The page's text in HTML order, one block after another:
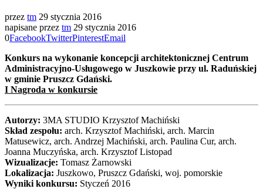
przez tm 29 stycznia 2016
napisane przez tm 29 stycznia 2016
0FacebookTwitterPinterestEmail
Konkurs na wykonanie koncepcji architektonicznej Centrum
Administracyjno-Usługowego w Juszkowie przy ul. Raduńskiej
w gminie Pruszcz Gdański.
I Nagroda w konkursie
Autorzy: 3MA STUDIO Krzysztof Machiński
Skład zespołu: arch. Krzysztof Machiński, arch. Marcin
Matusewicz, arch. Andrzej Machiński, arch. Paulina Cur, arch.
Joanna Muczyńska, arch. Krzysztof Listopad
Wizualizacje: Tomasz Żarnowski
Lokalizacja: Juszkowo, Pruszcz Gdański, woj. pomorskie
Wyniki konkursu: Styczeń 2016